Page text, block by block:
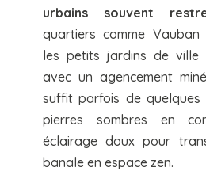
urbains souvent
quartiers comme Vauban
les petits jardins de ville
avec un agencement
suffit parfois de
pierres sombres en
éclairage doux pour
banale en espace zen.